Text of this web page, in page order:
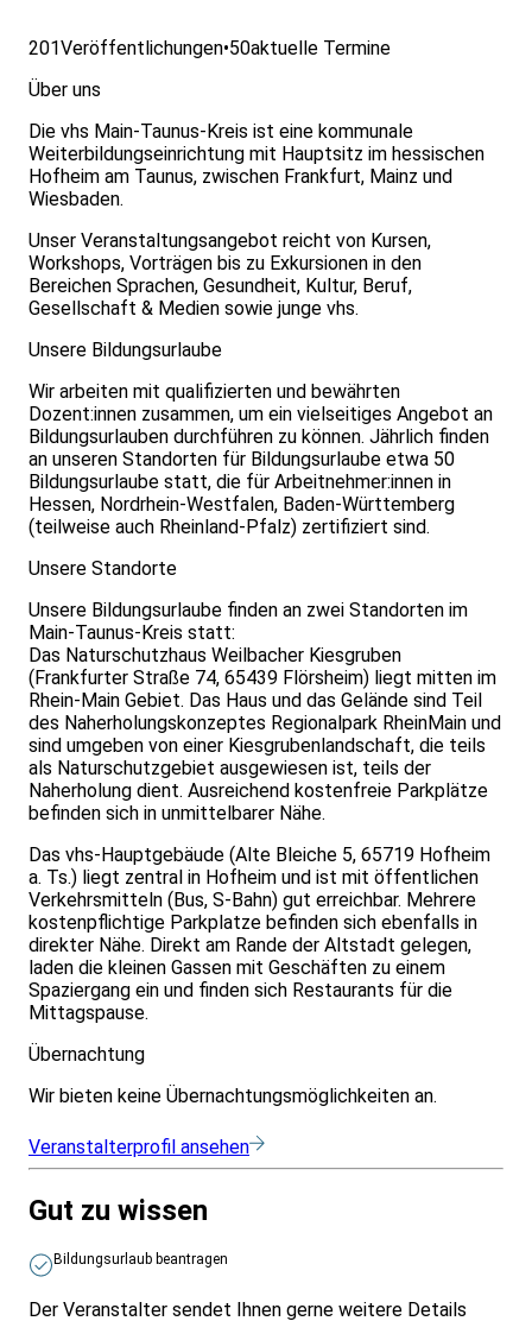
201Veröffentlichungen•50aktuelle Termine
Über uns
Die vhs Main-Taunus-Kreis ist eine kommunale
Weiterbildungseinrichtung mit Hauptsitz im hessischen
Hofheim am Taunus, zwischen Frankfurt, Mainz und
Wiesbaden.
Unser Veranstaltungsangebot reicht von Kursen,
Workshops, Vorträgen bis zu Exkursionen in den
Bereichen Sprachen, Gesundheit, Kultur, Beruf,
Gesellschaft & Medien sowie junge vhs.
Unsere Bildungsurlaube
Wir arbeiten mit qualifizierten und bewährten
Dozent:innen zusammen, um ein vielseitiges Angebot an
Bildungsurlauben durchführen zu können. Jährlich finden
an unseren Standorten für Bildungsurlaube etwa 50
Bildungsurlaube statt, die für Arbeitnehmer:innen in
Hessen, Nordrhein-Westfalen, Baden-Württemberg
(teilweise auch Rheinland-Pfalz) zertifiziert sind.
Unsere Standorte
Unsere Bildungsurlaube finden an zwei Standorten im
Main-Taunus-Kreis statt:
Das Naturschutzhaus Weilbacher Kiesgruben
(Frankfurter Straße 74, 65439 Flörsheim) liegt mitten im
Rhein-Main Gebiet. Das Haus und das Gelände sind Teil
des Naherholungskonzeptes Regionalpark RheinMain und
sind umgeben von einer Kiesgrubenlandschaft, die teils
als Naturschutzgebiet ausgewiesen ist, teils der
Naherholung dient. Ausreichend kostenfreie Parkplätze
befinden sich in unmittelbarer Nähe.
Das vhs-Hauptgebäude (Alte Bleiche 5, 65719 Hofheim
a. Ts.) liegt zentral in Hofheim und ist mit öffentlichen
Verkehrsmitteln (Bus, S-Bahn) gut erreichbar. Mehrere
kostenpflichtige Parkplatze befinden sich ebenfalls in
direkter Nähe. Direkt am Rande der Altstadt gelegen,
laden die kleinen Gassen mit Geschäften zu einem
Spaziergang ein und finden sich Restaurants für die
Mittagspause.
Übernachtung
Wir bieten keine Übernachtungsmöglichkeiten an.
Veranstalterprofil ansehen
Gut zu wissen
Bildungsurlaub beantragen
Der Veranstalter sendet Ihnen gerne weitere Details